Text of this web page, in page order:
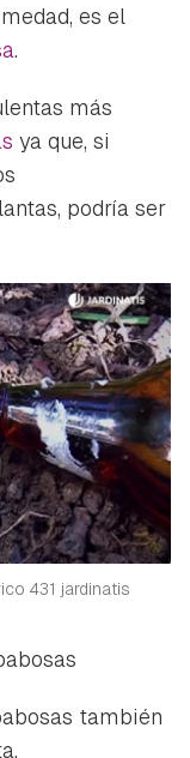
es el
.
más
ya que, si
podría ser
431 jardinatis
también